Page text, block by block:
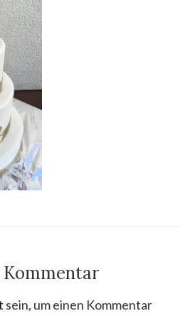
Kommentar
sein, um einen Kommentar